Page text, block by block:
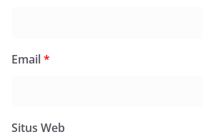
Email*
Situs Web